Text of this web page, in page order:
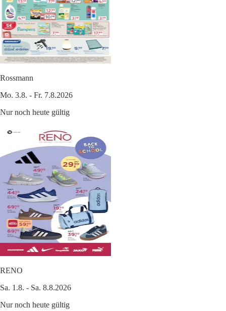
Rossmann
Mo. 3.8. - Fr. 7.8.2026
Nur noch heute gültig
RENO
Sa. 1.8. - Sa. 8.8.2026
Nur noch heute gültig